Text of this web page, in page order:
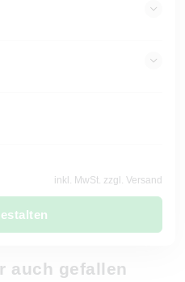
inkl. MwSt. zzgl. Versand
auch gefallen